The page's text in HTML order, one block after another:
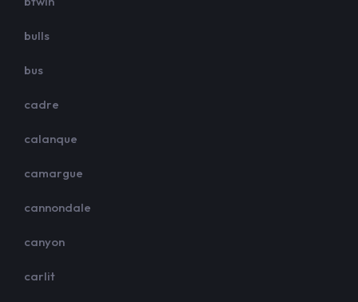
bulls
bus
cadre
calanque
camargue
cannondale
canyon
carlit